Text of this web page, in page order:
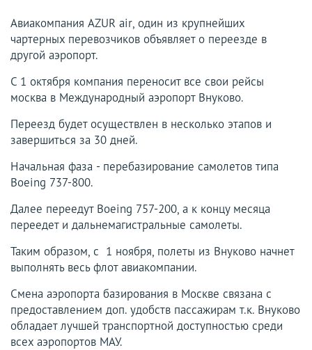
Авиакомпания AZUR air, один из крупнейших
чартерных перевозчиков объявляет о переезде в
другой аэропорт.
С 1 октября компания переносит все свои рейсы
москва в Международный аэропорт Внуково.
Переезд будет осуществлен в несколько этапов и
завершиться за 30 дней.
Начальная фаза - перебазирование самолетов типа
Boeing 737-800.
Далее переедут Boeing 757-200, а к концу месяца
переедет и дальнемагистральные самолеты.
Таким образом, с 1 ноября, полеты из Внуково начнет
выполнять весь флот авиакомпании.
Смена аэропорта базирования в Москве связана с
предоставлением доп. удобств пассажирам т.к. Внуково
обладает лучшей транспортной доступностью среди
всех аэропортов МАУ.